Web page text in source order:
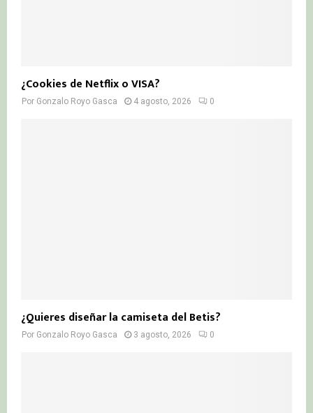
¿Cookies de Netflix o VISA?
Por Gonzalo Royo Gasca 4 agosto, 2026 0
¿Quieres diseñar la camiseta del Betis?
Por Gonzalo Royo Gasca 3 agosto, 2026 0